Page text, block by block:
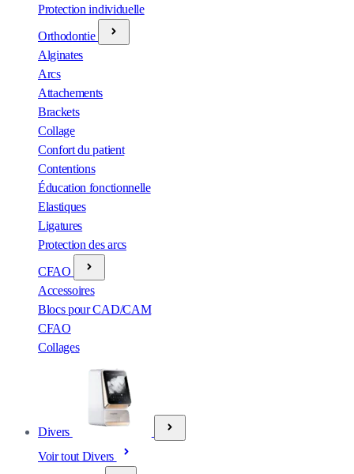
Protection individuelle
Orthodontie
Alginates
Arcs
Attachements
Brackets
Collage
Confort du patient
Contentions
Éducation fonctionnelle
Elastiques
Ligatures
Protection des arcs
CFAO
Accessoires
Blocs pour CAD/CAM
CFAO
Collages
Divers
Voir tout Divers